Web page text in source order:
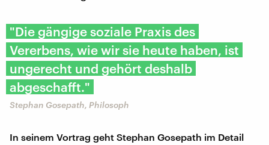
"Die gängige soziale Praxis des
Vererbens, wie wir sie heute haben, ist
ungerecht und gehört deshalb
abgeschafft."
Stephan Gosepath, Philosoph
In seinem Vortrag geht Stephan Gosepath im Detail